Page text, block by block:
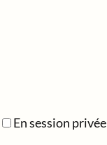
En session privée